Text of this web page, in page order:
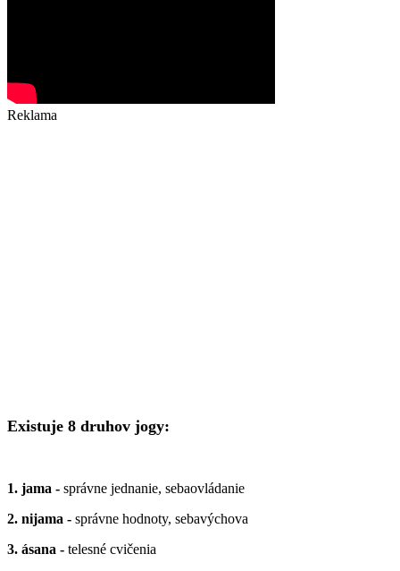
Reklama
Existuje 8 druhov jogy:
1. jama - správne jednanie, sebaovládanie
2. nijama - správne hodnoty, sebavýchova
3. ásana - telesné cvičenia